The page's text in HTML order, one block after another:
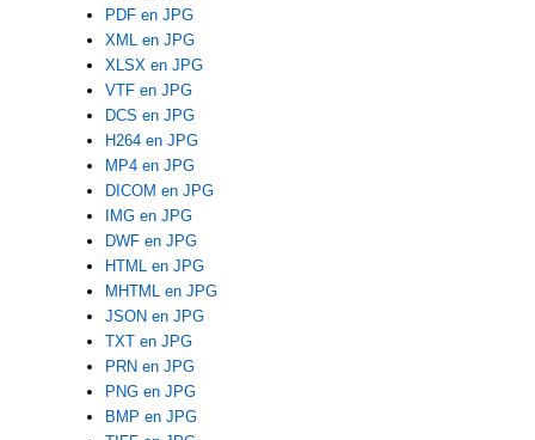
PDF en JPG
XML en JPG
XLSX en JPG
VTF en JPG
DCS en JPG
H264 en JPG
MP4 en JPG
DICOM en JPG
IMG en JPG
DWF en JPG
HTML en JPG
MHTML en JPG
JSON en JPG
TXT en JPG
PRN en JPG
PNG en JPG
BMP en JPG